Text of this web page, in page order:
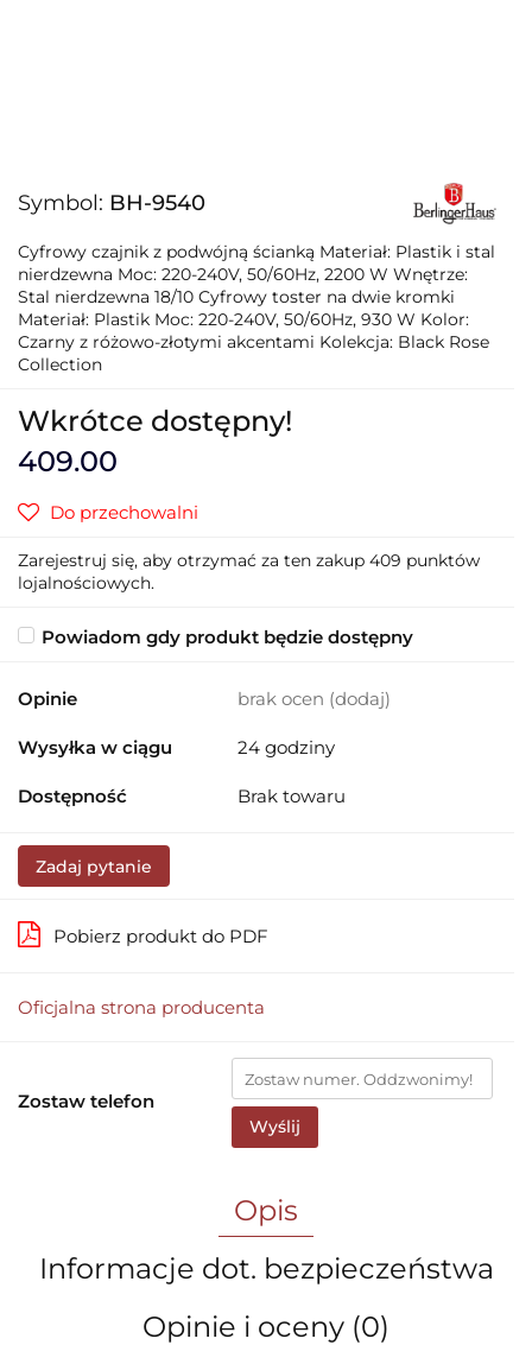
Symbol: BH-9540
Cyfrowy czajnik z podwójną ścianką Materiał: Plastik i stal
nierdzewna Moc: 220-240V, 50/60Hz, 2200 W Wnętrze:
Stal nierdzewna 18/10 Cyfrowy toster na dwie kromki
Materiał: Plastik Moc: 220-240V, 50/60Hz, 930 W Kolor:
Czarny z różowo-złotymi akcentami Kolekcja: Black Rose
Collection
Wkrótce dostępny!
409.00
Do przechowalni
Zarejestruj się, aby otrzymać za ten zakup 409 punktów
lojalnościowych.
Powiadom gdy produkt będzie dostępny
Opinie brak ocen (dodaj)
Wysyłka w ciągu 24 godziny
Dostępność Brak towaru
Zadaj pytanie
Pobierz produkt do PDF
Oficjalna strona producenta
Zostaw telefon
Wyślij
Opis
Informacje dot. bezpieczeństwa
Opinie i oceny (0)